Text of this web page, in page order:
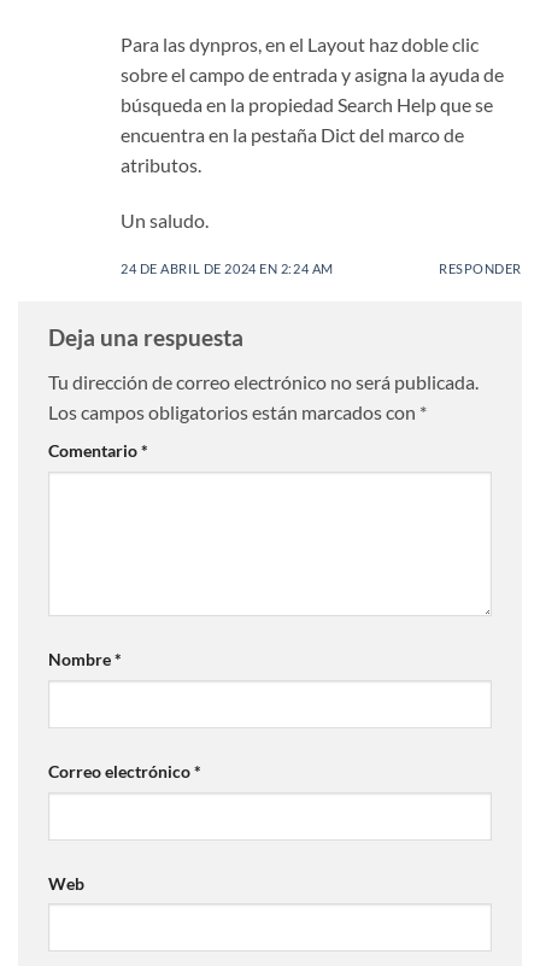
Para las dynpros, en el Layout haz doble clic
sobre el campo de entrada y asigna la ayuda de
búsqueda en la propiedad Search Help que se
encuentra en la pestaña Dict del marco de
atributos.
Un saludo.
24 DE ABRIL DE 2024 EN 2:24 AM RESPONDER
Deja una respuesta
Tu dirección de correo electrónico no será publicada.
Los campos obligatorios están marcados con *
Comentario*
Nombre*
Correo electrónico*
Web